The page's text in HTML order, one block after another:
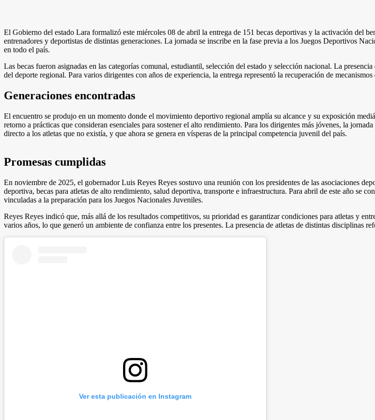
El Gobierno del estado Lara formalizó este miércoles 08 de abril la entrega de 151 becas deportivas y la activación del
entrenadores y deportistas de distintas generaciones. La jornada se inscribe en la fase previa a los Juegos Deportivos
en todo el país.
Las becas fueron asignadas en las categorías comunal, estudiantil, selección del estado y selección nacional. La
del deporte regional. Para varios dirigentes con años de experiencia, la entrega representó la recuperación de
Generaciones encontradas
El encuentro se produjo en un momento donde el movimiento deportivo regional amplía su alcance y su exposición
retorno a prácticas que consideran esenciales para sostener el alto rendimiento. Para los dirigentes más jóvenes, la
directo a los atletas que no existía, y que ahora se genera en vísperas de la principal competencia juvenil del país.
Promesas cumplidas
En noviembre de 2025, el gobernador Luis Reyes Reyes sostuvo una reunión con los presidentes de las asociaciones
deportiva, becas para atletas de alto rendimiento, salud deportiva, transporte e infraestructura. Para abril de este año se
vinculadas a la preparación para los Juegos Nacionales Juveniles.
Reyes Reyes indicó que, más allá de los resultados competitivos, su prioridad es garantizar condiciones para atletas y
varios años, lo que generó un ambiente de confianza entre los presentes. La presencia de atletas de distintas disciplinas
Ver esta publicación en Instagram